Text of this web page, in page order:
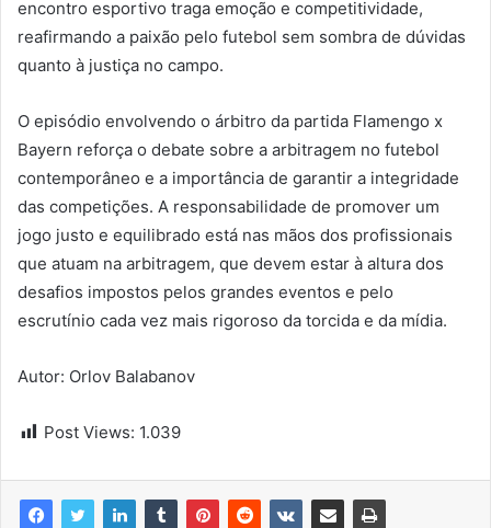
encontro esportivo traga emoção e competitividade,
reafirmando a paixão pelo futebol sem sombra de dúvidas
quanto à justiça no campo.
O episódio envolvendo o árbitro da partida Flamengo x
Bayern reforça o debate sobre a arbitragem no futebol
contemporâneo e a importância de garantir a integridade
das competições. A responsabilidade de promover um
jogo justo e equilibrado está nas mãos dos profissionais
que atuam na arbitragem, que devem estar à altura dos
desafios impostos pelos grandes eventos e pelo
escrutínio cada vez mais rigoroso da torcida e da mídia.
Autor: Orlov Balabanov
Post Views: 1.039